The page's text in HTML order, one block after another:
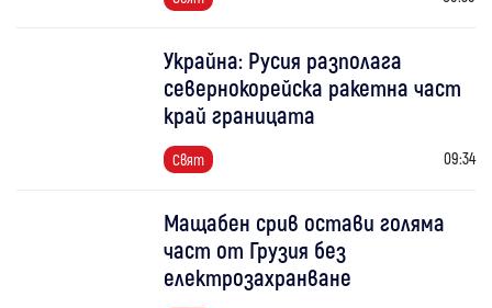
Украйна: Русия разполага
севернокорейска ракетна част
край границата
Свят 09:34
Мащабен срив остави голяма
част от Грузия без
електрозахранване